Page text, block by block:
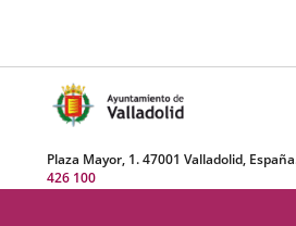
Plaza Mayor, 1. 47001 Valladolid,
426 100